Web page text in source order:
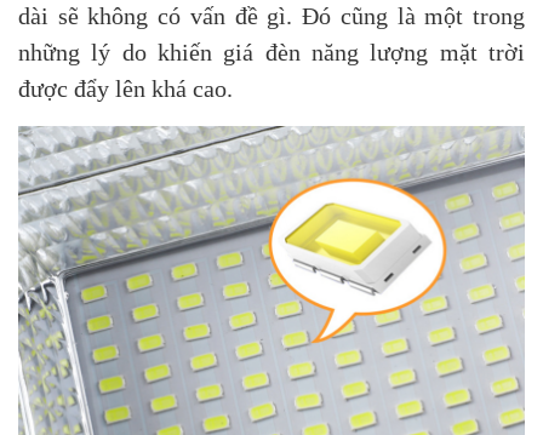
dài sẽ không có vấn đề gì. Đó cũng là một trong
những lý do khiến giá đèn năng lượng mặt trời
được đẩy lên khá cao.